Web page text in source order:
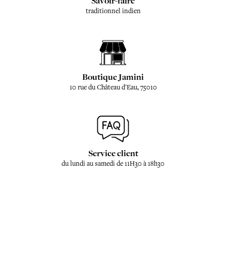
traditionnel indien
Boutique Jamini
10 rue du Château d'Eau, 75010
Service client
du lundi au samedi de 11H30 à 18h30